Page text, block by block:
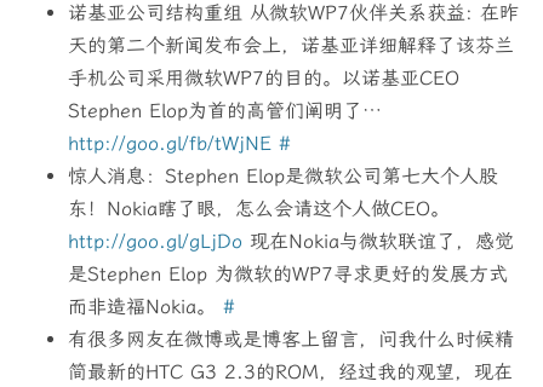
诺基亚公司结构重组 从微软WP7伙伴关系获益: 在昨
天的第二个新闻发布会上，诺基亚详细解释了该芬兰
手机公司采用微软WP7的目的。以诺基亚CEO
Stephen Elop为首的高管们阐明了…
http://goo.gl/fb/tWjNE #
惊人消息：Stephen Elop是微软公司第七大个人股
东！Nokia瞎了眼，怎么会请这个人做CEO。
http://goo.gl/gLjDo 现在Nokia与微软联谊了，感觉
是Stephen Elop 为微软的WP7寻求更好的发展方式
而非造福Nokia。#
有很多网友在微博或是博客上留言，问我什么时候精
简最新的HTC G3 2.3的ROM，经过我的观望，现在